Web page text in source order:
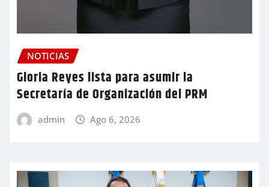
NOTICIAS
Gloria Reyes lista para asumir la
Secretaría de Organización del PRM
admin Ago 6, 2026